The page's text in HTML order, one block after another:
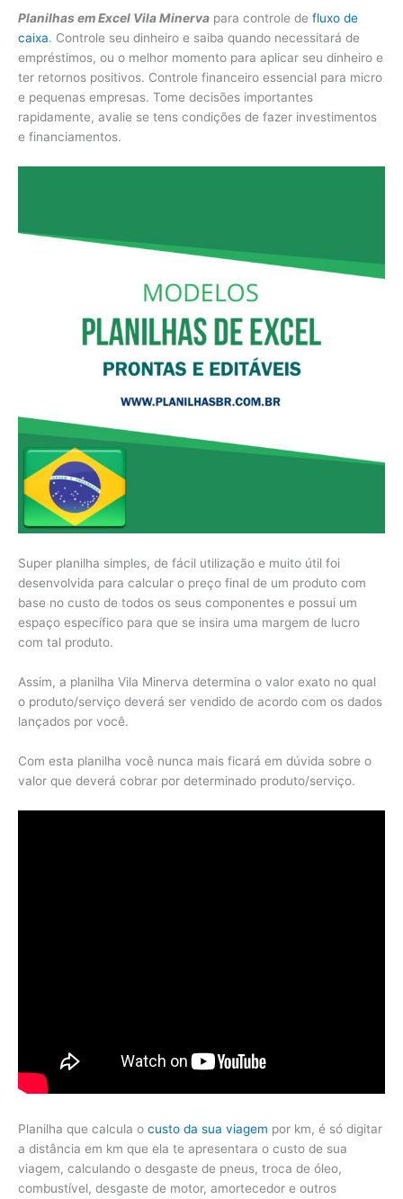
Planilhas em Excel Vila Minerva para controle de fluxo de
caixa. Controle seu dinheiro e saiba quando necessitará de
empréstimos, ou o melhor momento para aplicar seu dinheiro e
ter retornos positivos. Controle financeiro essencial para micro
e pequenas empresas. Tome decisões importantes
rapidamente, avalie se tens condições de fazer investimentos
e financiamentos.
Super planilha simples, de fácil utilização e muito útil foi
desenvolvida para calcular o preço final de um produto com
base no custo de todos os seus componentes e possui um
espaço específico para que se insira uma margem de lucro
com tal produto.
Assim, a planilha Vila Minerva determina o valor exato no qual
o produto/serviço deverá ser vendido de acordo com os dados
lançados por você.
Com esta planilha você nunca mais ficará em dúvida sobre o
valor que deverá cobrar por determinado produto/serviço.
Planilha que calcula o custo da sua viagem por km, é só digitar
a distância em km que ela te apresentara o custo de sua
viagem, calculando o desgaste de pneus, troca de óleo,
combustível, desgaste de motor, amortecedor e outros